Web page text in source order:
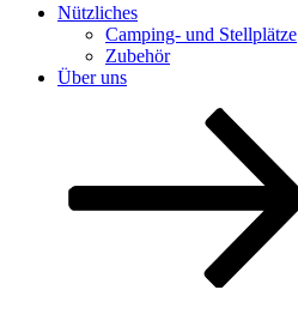
Nützliches
Camping- und Stellplätze
Zubehör
Über uns